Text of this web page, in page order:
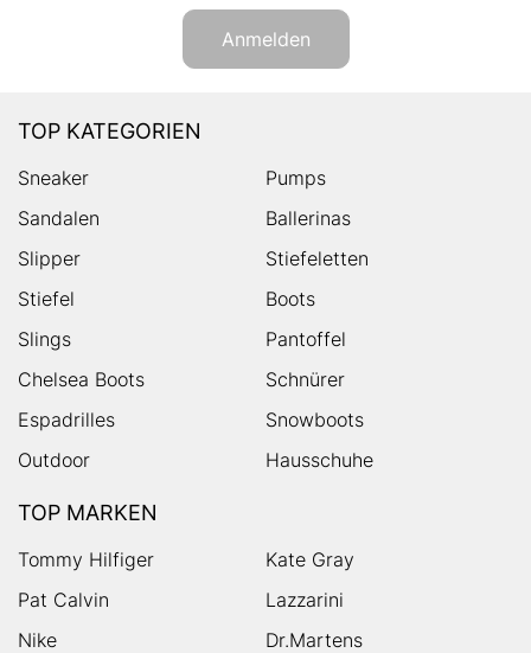
Anmelden
TOP KATEGORIEN
Sneaker
Pumps
Sandalen
Ballerinas
Slipper
Stiefeletten
Stiefel
Boots
Slings
Pantoffel
Chelsea Boots
Schnürer
Espadrilles
Snowboots
Outdoor
Hausschuhe
TOP MARKEN
Tommy Hilfiger
Kate Gray
Pat Calvin
Lazzarini
Nike
Dr.Martens